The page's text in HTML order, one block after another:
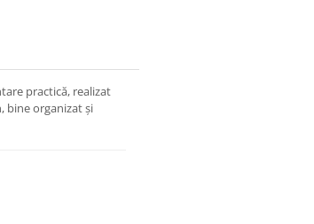
practică, realizat
bine organizat și